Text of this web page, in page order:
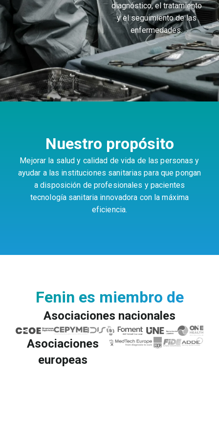
diagnóstico, el tratamiento
y el seguimiento de las
enfermedades.
Nuestro propósito
Mejorar la salud y calidad de vida de las personas y
ayudar a las instituciones sanitarias para que pongan
a disposición de profesionales y pacientes
tecnología sanitaria innovadora con la máxima
eficiencia.
Fenin es miembro de
Asociaciones nacionales
Asociaciones
europeas